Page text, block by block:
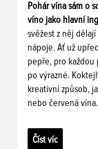
Pohár vína sám o
víno jako hlavní
svěžest z něj
nápoje. Ať už
pepře, pro každou
po výrazné.
kreativní způsob,
nebo červená vína.
Číst víc